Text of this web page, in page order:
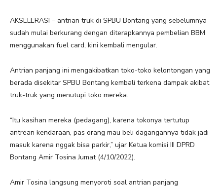
AKSELERASI – antrian truk di SPBU Bontang yang sebelumnya
sudah mulai berkurang dengan diterapkannya pembelian BBM
menggunakan fuel card, kini kembali mengular.
Antrian panjang ini mengakibatkan toko-toko kelontongan yang
berada disekitar SPBU Bontang kembali terkena dampak akibat
truk-truk yang menutupi toko mereka.
“Itu kasihan mereka (pedagang), karena tokonya tertutup
antrean kendaraan, pas orang mau beli dagangannya tidak jadi
masuk karena nggak bisa parkir,” ujar Ketua komisi III DPRD
Bontang Amir Tosina Jumat (4/10/2022).
Amir Tosina langsung menyoroti soal antrian panjang